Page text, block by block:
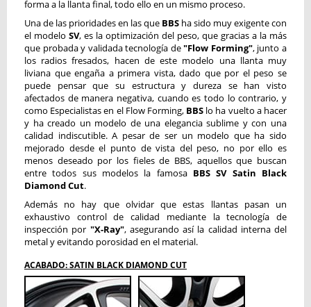
forma a la llanta final, todo ello en un mismo proceso.
Una de las prioridades en las que BBS ha sido muy exigente con
el modelo SV, es la optimización del peso, que gracias a la más
que probada y validada tecnología de"Flow Forming", junto a
los radios fresados, hacen de este modelo una llanta muy
liviana que engaña a primera vista, dado que por el peso se
puede pensar que su estructura y dureza se han visto
afectados de manera negativa, cuando es todo lo contrario, y
como Especialistas en el Flow Forming, BBS lo ha vuelto a hacer
y ha creado un modelo de una elegancia sublime y con una
calidad indiscutible. A pesar de ser un modelo que ha sido
mejorado desde el punto de vista del peso, no por ello es
menos deseado por los fieles de BBS, aquellos que buscan
entre todos sus modelos la famosa BBS SV Satin Black
Diamond Cut.
Además no hay que olvidar que estas llantas pasan un
exhaustivo control de calidad mediante la tecnología de
inspección por "X-Ray", asegurando así la calidad interna del
metal y evitando porosidad en el material.
ACABADO: SATIN BLACK DIAMOND CUT